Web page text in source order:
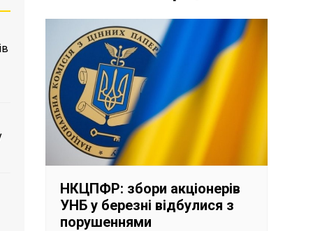
НКЦПФР: збори акціонерів
УНБ у березні відбулися з
порушеннями